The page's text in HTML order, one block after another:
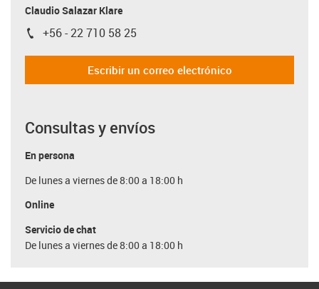
Claudio Salazar Klare
igus-icon-phone
+56 - 22 710 58 25
Escribir un correo electrónico
Consultas y envíos
En persona
De lunes a viernes de 8:00 a 18:00 h
Online
Servicio de chat
De lunes a viernes de 8:00 a 18:00 h